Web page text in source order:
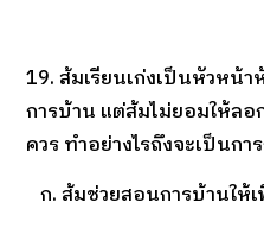
19. ส้มเรียนเก่งเป็นหัวหน้
การบ้าน แต่ส้มไม่ยอมให้ลอ
ควร ทำอย่างไรถึงจะเป็นก
ก. ส้มช่วยสอนการบ้านให้